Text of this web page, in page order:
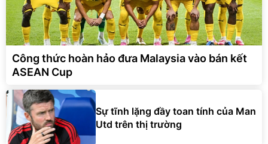
Công thức hoàn hảo đưa Malaysia vào bán kết
ASEAN Cup
Sự tĩnh lặng đầy toan tính của Man
Utd trên thị trường